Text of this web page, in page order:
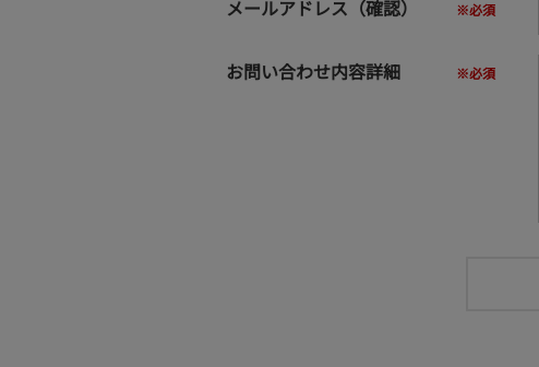
メールアドレス（確認）
お問い合わせ内容詳細